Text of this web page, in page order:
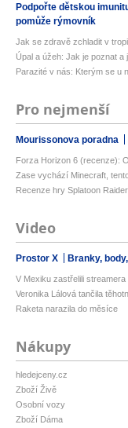
Podpořte dětskou
pomůže rýmovník
Jak se zdravě zchladit v
Úpal a úžeh: Jak je poznat
Parazité v nás: Kterým se u
Pro nejmenší
Mourissonova poradna
Forza Horizon 6 (recenze):
Zase vychází Minecraft,
Recenze hry Splatoon
Video
Prostor X Branky,
V Mexiku zastřelili
Veronika Lálová tančila
Raketa narazila do měsíce
Nákupy
hledejceny.cz
Zboží Živě
Osobní vozy
Zboží Dáma